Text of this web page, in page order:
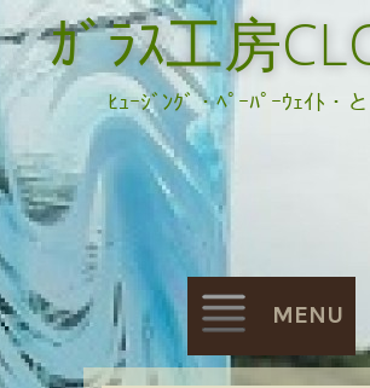
ｶﾞﾗｽ工房
ﾋｭｰｼﾞﾝｸﾞ・ﾍﾟｰﾊﾟｰｳｪｲﾄ・
MENU